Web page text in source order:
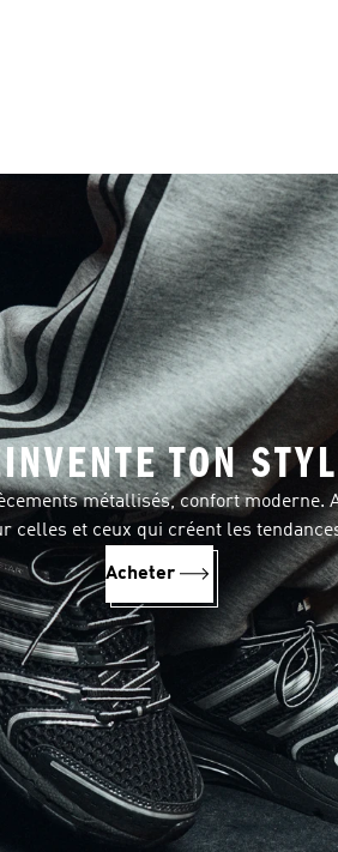
TON
métallisés, confort moderne.
celles et ceux qui créent les
Acheter